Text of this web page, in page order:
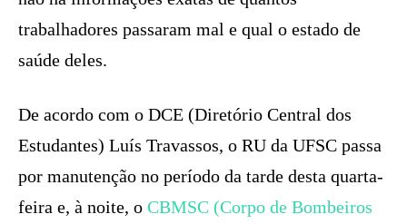
trabalhadores passaram mal e qual o estado de
saúde deles.
De acordo com o DCE (Diretório Central dos
Estudantes) Luís Travassos, o RU da UFSC passa
por manutenção no período da tarde desta quarta-
feira e, à noite, o CBMSC (Corpo de Bombeiros